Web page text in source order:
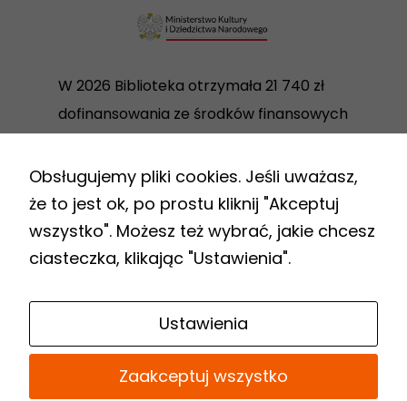
W 2026 Biblioteka otrzymała 21 740 zł
dofinansowania ze środków finansowych
Narodowego w ramach realizacji
Programu Biblioteki Narodowej „Zakup i
zdalny dostęp do nowości
wydawniczych”.
Link
do
Biuletynu
Informacji
Obsługujemy pliki cookies. Jeśli uważasz,
że to jest ok, po prostu kliknij "Akceptuj
wszystko". Możesz też wybrać, jakie chcesz
ciasteczka, klikając "Ustawienia".
Ustawienia
Zaakceptuj wszystko